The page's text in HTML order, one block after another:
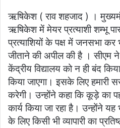
email
ऋषिकेश ( राव शहजाद ) ।
ऋषिकेश में मेयर प्रत्याशी शम्भू
प्रत्याशियों के पक्ष में जनसभा
जीताने की अपील की है । सीएम
केंद्रीय विद्यालय को न ही बंद
किया जाएगा। इसके लिए हमारी
करेगी। उन्होंने कहा कि कूड़े का
कार्य किया जा रहा है। उन्होंने यह
के लिए किसी भी व्यापारी का